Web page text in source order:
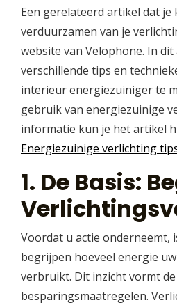
Een gerelateerd artikel dat je
verduurzamen van je
website van Velophone. In
verschillende tips en
interieur energiezuiniger te
gebruik van energiezuinige
informatie kun je het artikel
Energiezuinige verlichting
1. De Basis:
Voordat u actie onderneemt,
begrijpen hoeveel energie
verbruikt. Dit inzicht vormt
besparingsmaatregelen.